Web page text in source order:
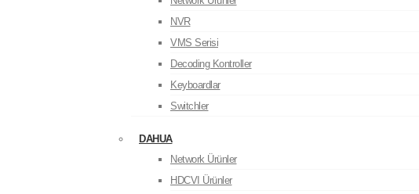
NVR
VMS Serisi
Decoding Kontroller
Keyboardlar
Switchler
DAHUA
Network Ürünler
HDCVI Ürünler